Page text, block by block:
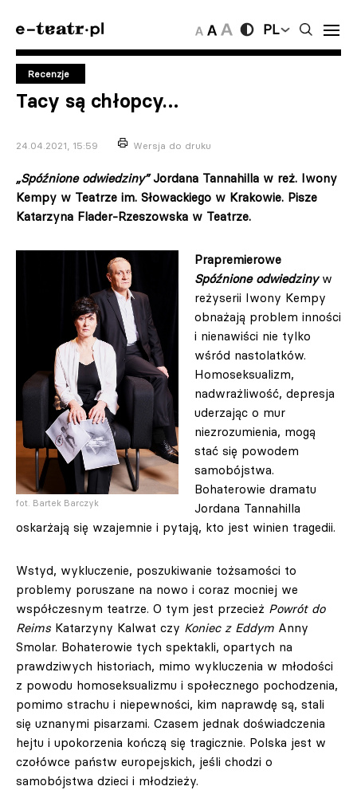
PL
Recenzje
Tacy są chłopcy…
24.04.2021, 15:59 Wersja do druku
„Spóźnione odwiedziny”Jordana Tannahilla w reż. Iwony
Kempy w Teatrze im. Słowackiego w Krakowie. Pisze
Katarzyna Flader-Rzeszowska w Teatrze.
fot. Bartek Barczyk
Prapremierowe
Spóźnione odwiedzinyw
reżyserii Iwony Kempy
obnażają problem inności
i nienawiści nie tylko
wśród nastolatków.
Homoseksualizm,
nadwrażliwość, depresja
uderzając o mur
niezrozumienia, mogą
stać się powodem
samobójstwa.
Bohaterowie dramatu
Jordana Tannahilla
oskarżają się wzajemnie i pytają, kto jest winien tragedii.
Wstyd, wykluczenie, poszukiwanie tożsamości to
problemy poruszane na nowo i coraz mocniej we
współczesnym teatrze. O tym jest przecież Powrót do
Reims Katarzyny Kalwat czy Koniec z Eddym Anny
Smolar. Bohaterowie tych spektakli, opartych na
prawdziwych historiach, mimo wykluczenia w młodości
z powodu homoseksualizmu i społecznego pochodzenia,
pomimo strachu i niepewności, kim naprawdę są, stali
się uznanymi pisarzami. Czasem jednak doświadczenia
hejtu i upokorzenia kończą się tragicznie. Polska jest w
czołówce państw europejskich, jeśli chodzi o
samobójstwa dzieci i młodzieży.